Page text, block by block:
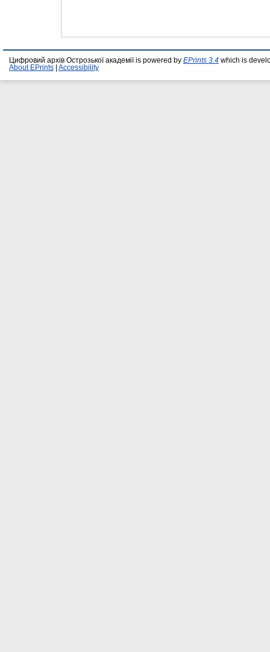
Цифровий архів Острозької академії is powered by EPrints 3.4 which is
About EPrints
Accessibility